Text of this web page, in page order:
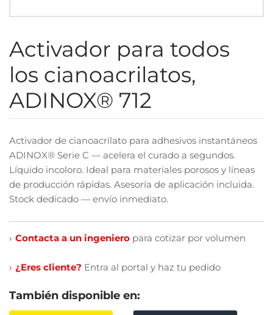
Activador para todos
los cianoacrilatos,
ADINOX® 712
Activador de cianoacrilato para adhesivos instantáneos
ADINOX® Serie C — acelera el curado a segundos.
Líquido incoloro. Ideal para materiales porosos y líneas
de producción rápidas. Asesoría de aplicación incluida.
Stock dedicado — envío inmediato.
› Contacta a un ingeniero para cotizar por volumen
› ¿Eres cliente? Entra al portal y haz tu pedido
También disponible en: